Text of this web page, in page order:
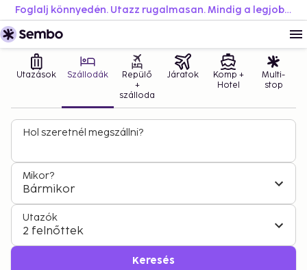
Foglalj könnyedén. Utazz rugalmasan. Mindig a legjobb áron.
Utazások Szállodák
Repülő
+
szálloda
Járatok
Komp +
Hotel
Multi-
stop
Hol szeretnél megszállni?
Mikor?
Bármikor
Utazók
2 felnőttek
Keresés